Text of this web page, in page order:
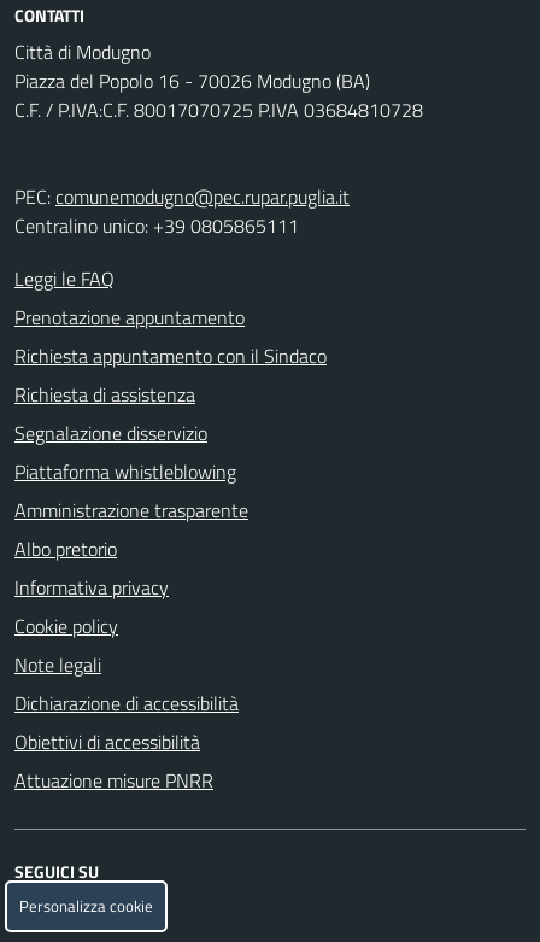
CONTATTI
Città di Modugno
Piazza del Popolo 16 - 70026 Modugno (BA)
C.F. / P.IVA:C.F. 80017070725 P.IVA 03684810728
PEC:comunemodugno@pec.rupar.puglia.it
Centralino unico: +39 0805865111
Leggi le FAQ
Prenotazione appuntamento
Richiesta appuntamento con il Sindaco
Richiesta di assistenza
Segnalazione disservizio
Piattaforma whistleblowing
Amministrazione trasparente
Albo pretorio
Informativa privacy
Cookie policy
Note legali
Dichiarazione di accessibilità
Obiettivi di accessibilità
Attuazione misure PNRR
SEGUICI SU
FacebookTelegram
Personalizza cookie